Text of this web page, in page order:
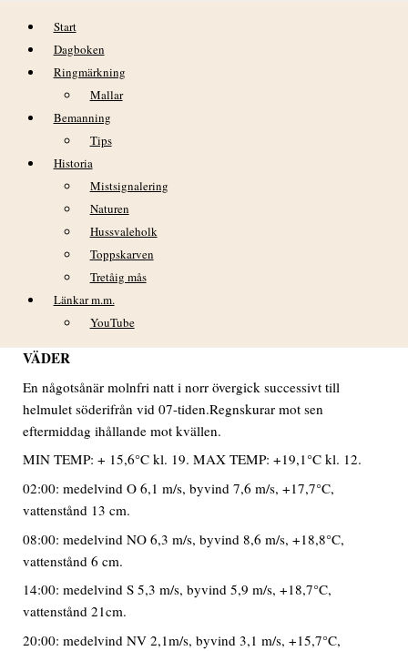
Hoppa till innehåll
Start
Dagboken
Ringmärkning
Mallar
Bemanning
Tips
Historia
Mistsignalering
Naturen
Hussvaleholk
Toppskarven
Tretåig mås
Länkar m.m.
YouTube
DAGBOK NIDINGENS FÅGELSTATION
LÖRDAG 13 JULI 2024
DAGBOK NIDINGENS FÅGELSTATIO
JULI 2024
VÄDER
En någotsånär molnfri natt i norr övergick successivt till
helmulet söderifrån vid 07-tiden.Regnskurar mot sen
eftermiddag ihållande mot kvällen.
MIN TEMP: + 15,6°C kl. 19. MAX TEMP: +19,1°C kl. 12.
02:00: medelvind O 6,1 m/s, byvind 7,6 m/s, +17,7°C,
vattenstånd 13 cm.
08:00: medelvind NO 6,3 m/s, byvind 8,6 m/s, +18,8°C,
vattenstånd 6 cm.
14:00: medelvind S 5,3 m/s, byvind 5,9 m/s, +18,7°C,
vattenstånd 21cm.
20:00: medelvind NV 2,1m/s, byvind 3,1 m/s, +15,7°C,